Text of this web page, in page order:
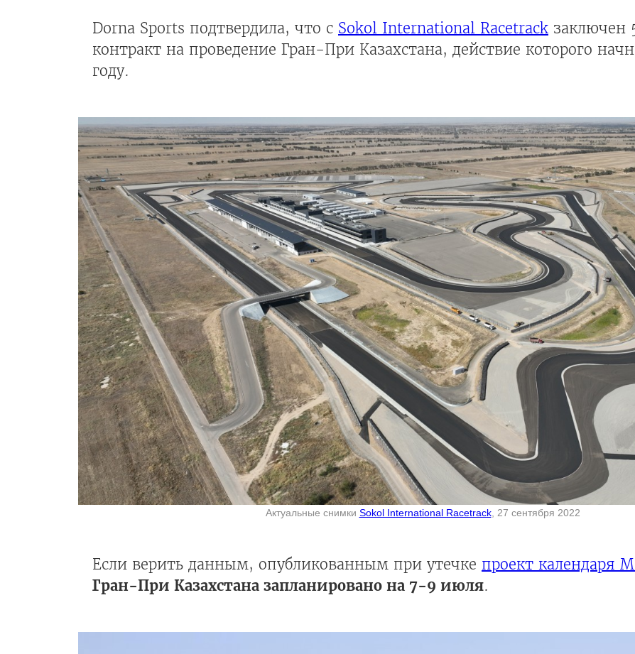
Dorna Sports подтвердила, что с Sokol International Racetrack заключен
контракт на проведение Гран-При Казахстана, действие которого
году.
Актуальные снимки Sokol International Racetrack, 27 сентября 2022
Если верить данным, опубликованным при утечке проект календаря
Гран-При Казахстана запланировано на 7-9 июля.